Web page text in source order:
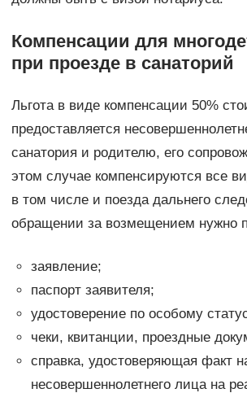
Компенсации для
при проезде в санаторий
Льгота в виде компенсации 50%
предоставляется
санатория и родителю, его
этом случае компенсируются все
в том числе и поезда дальнего
обращении за возмещением нужно
заявление;
паспорт заявителя;
удостоверение по особому
чеки, квитанции, проездные
справка, удостоверяющая факт
несовершеннолетнего лица на